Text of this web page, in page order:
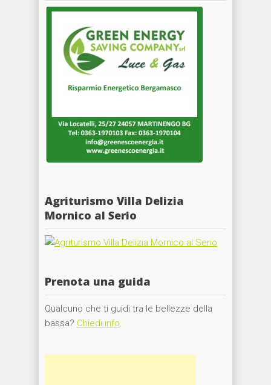
Agriturismo Villa Delizia
Mornico al Serio
Prenota una guida
Qualcuno che ti guidi tra le bellezze della
bassa? Chiedi info